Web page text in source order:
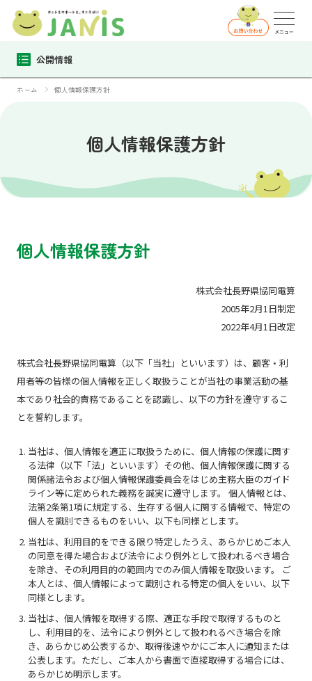
公開情報
ホーム 個人情報保護方針
個人情報保護方針
個人情報保護方針
株式会社長野県協同電算
2005年2月1日制定
2022年4月1日改定
株式会社長野県協同電算（以下「当社」といいます）は、顧客・利
用者等の皆様の個人情報を正しく取扱うことが当社の事業活動の基
本であり社会的責務であることを認識し、以下の方針を遵守するこ
とを誓約します。
当社は、個人情報を適正に取扱うために、個人情報の保護に関す
る法律（以下「法」といいます）その他、個人情報保護に関する
関係諸法令および個人情報保護委員会をはじめ主務大臣のガイド
ライン等に定められた義務を誠実に遵守します。 個人情報とは、
法第2条第1項に規定する、生存する個人に関する情報で、特定の
個人を識別できるものをいい、以下も同様とします。
当社は、利用目的をできる限り特定したうえ、あらかじめご本人
の同意を得た場合および法令により例外として扱われるべき場合
を除き、その利用目的の範囲内でのみ個人情報を取扱います。 ご
本人とは、個人情報によって識別される特定の個人をいい、以下
同様とします。
当社は、個人情報を取得する際、適正な手段で取得するものと
し、利用目的を、法令により例外として扱われるべき場合を除
き、あらかじめ公表するか、取得後速やかにご本人に通知または
公表します。ただし、ご本人から書面で直接取得する場合には、
あらかじめ明示します。